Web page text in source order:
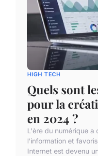
HIGH TECH
Quels sont
pour la
en 2024 ?
L'ère du numérique a
l'information et
Internet est devenu